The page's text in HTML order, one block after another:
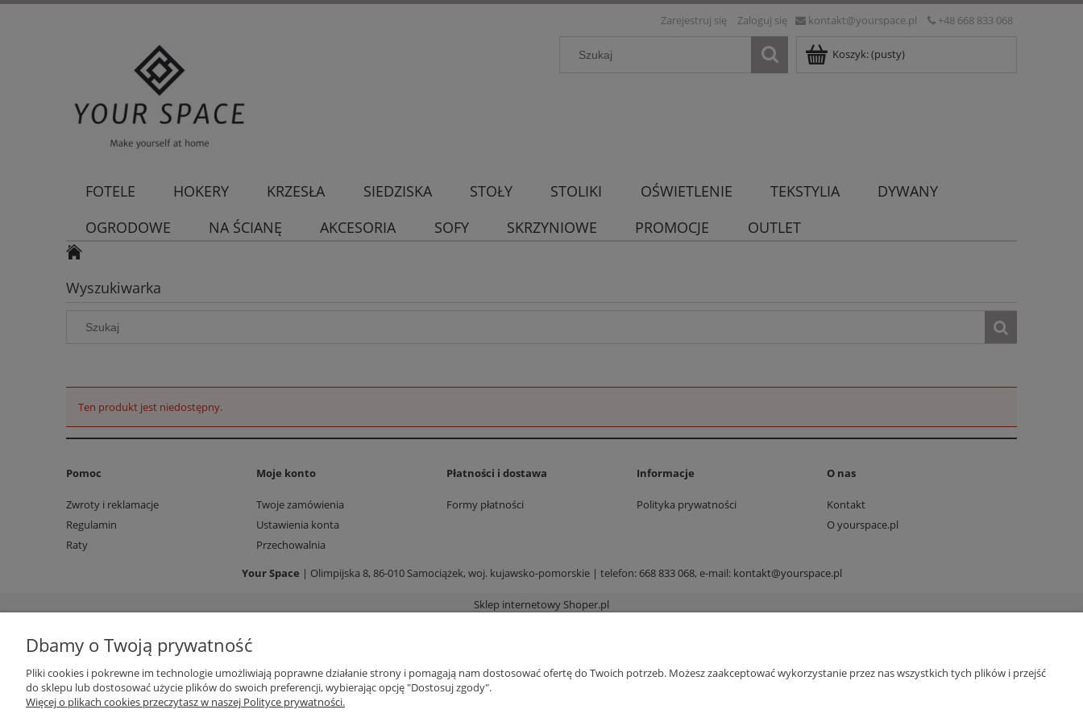
kontakt@yourspace.pl +48 668 833 068
Zarejestruj się Zaloguj się
Koszyk:(pusty)
FOTELE HOKERY KRZESŁA SIEDZISKA STOŁY STOLIKI OŚWIETLENIE TEKSTYLIA
DYWANY
OGRODOWE
NA ŚCIANĘ AKCESORIA SOFY SKRZYNIOWE PROMOCJE OUTLET
Wyszukiwarka
Ten produkt jest niedostępny.
Pomoc
Zwroty i reklamacje
Regulamin
Raty
Moje konto
Twoje zamówienia
Ustawienia konta
Przechowalnia
Płatności i dostawa
Formy płatności
Informacje
Polityka prywatności
O nas
Kontakt
O yourspace.pl
Your Space | Olimpijska 8, 86-010 Samociążek, woj. kujawsko-pomorskie | telefon: 668 833 068, e-mail: kontakt@yourspace.pl
Sklep internetowy Shoper.pl
Dbamy o Twoją prywatność
Pliki cookies i pokrewne im technologie umożliwiają poprawne działanie strony i pomagają nam dostosować ofertę do Twoich potrzeb. Możesz zaakceptować wykorzystanie przez nas wszystkich tych plików i przejść
do sklepu lub dostosować użycie plików do swoich preferencji, wybierając opcję "Dostosuj zgody".
Więcej o plikach cookies przeczytasz w naszej Polityce prywatności.